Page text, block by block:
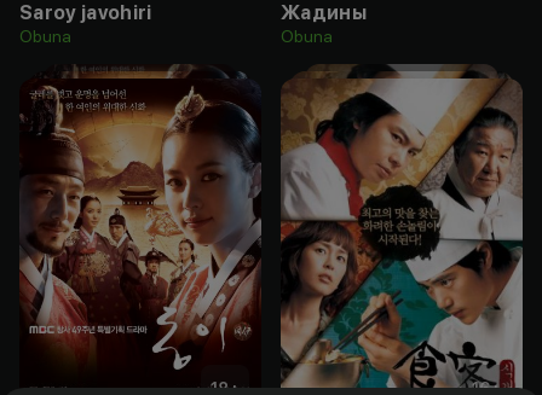
Saroy javohiri
Obuna
Жадины
Obuna
18+ 16+